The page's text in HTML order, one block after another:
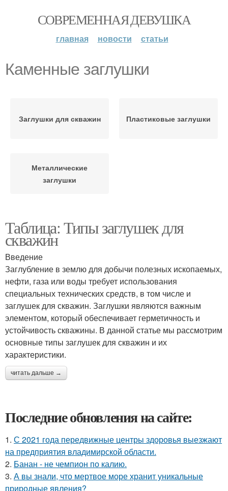
СОВРЕМЕННАЯ ДЕВУШКА
главная новости статьи
Каменные заглушки
Заглушки для скважин Пластиковые заглушки
Металлические
заглушки
Таблица: Типы заглушек для
скважин
Введение
Заглубление в землю для добычи полезных ископаемых,
нефти, газа или воды требует использования
специальных технических средств, в том числе и
заглушек для скважин. Заглушки являются важным
элементом, который обеспечивает герметичность и
устойчивость скважины. В данной статье мы рассмотрим
основные типы заглушек для скважин и их
характеристики.
читать дальше →
Последние обновления на сайте:
1. С 2021 года передвижные центры здоровья выезжают
на предприятия владимирской области.
2. Банан - не чемпион по калию.
3. А вы знали, что мертвое море хранит уникальные
природные явления?